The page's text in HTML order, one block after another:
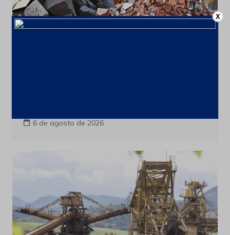
6 de agosto de 2026
X